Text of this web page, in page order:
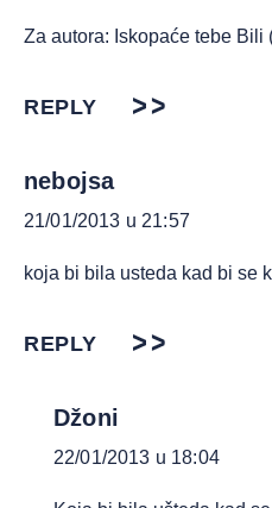
Za autora: Iskopaće tebe Bili
REPLY
nebojsa
21/01/2013 u 21:57
koja bi bila usteda kad bi se
REPLY
Džoni
22/01/2013 u 18:04